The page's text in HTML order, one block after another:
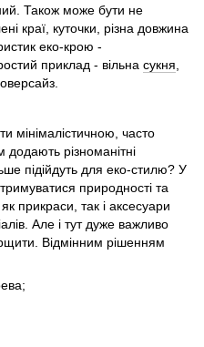
Також може бути не
краї, куточки, різна довжина
еко-крою -
приклад - вільна сукня
мінімалістичною, часто
додають різноманітні
підійдуть для еко-стилю? У
природності та
прикраси, так і аксесуари
Але і тут дуже важливо
Відмінним рішенням